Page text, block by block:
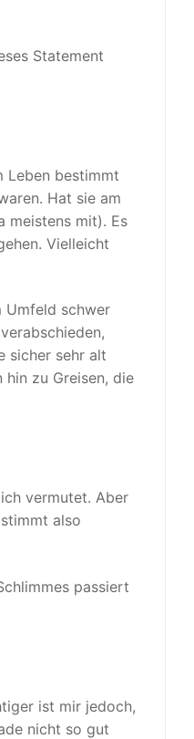
Statement
Leben bestimmt
Hat sie am
meistens mit). Es
Vielleicht
Umfeld schwer
sicher sehr alt
zu Greisen, die
vermutet. Aber
also
passiert
ist mir jedoch,
nicht so gut